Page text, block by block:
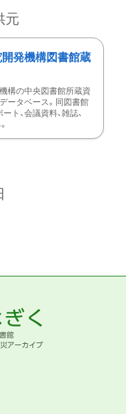
元
発機構図書館蔵
構の中央図書館所蔵資
ータベース。同図書館
ト、会議資料、雑誌、